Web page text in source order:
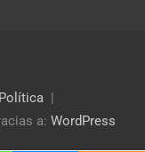
a: WordPress